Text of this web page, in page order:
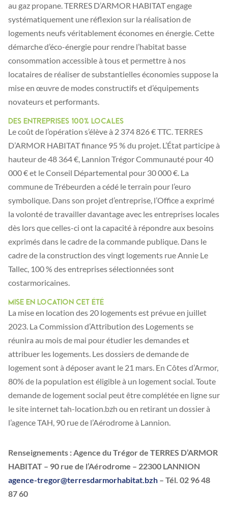
au gaz propane. TERRES D’ARMOR HABITAT engage
systématiquement une réflexion sur la réalisation de
logements neufs véritablement économes en énergie. Cette
démarche d’éco-énergie pour rendre l’habitat basse
consommation accessible à tous et permettre à nos
locataires de réaliser de substantielles économies suppose la
mise en œuvre de modes constructifs et d’équipements
novateurs et performants.
Des entreprises 100% locales
Le coût de l’opération s’élève à 2 374 826 € TTC. TERRES
D’ARMOR HABITAT finance 95 % du projet. L’État participe à
hauteur de 48 364 €, Lannion Trégor Communauté pour 40
000 € et le Conseil Départemental pour 30 000 €. La
commune de Trébeurden a cédé le terrain pour l’euro
symbolique. Dans son projet d’entreprise, l’Office a exprimé
la volonté de travailler davantage avec les entreprises locales
dès lors que celles-ci ont la capacité à répondre aux besoins
exprimés dans le cadre de la commande publique. Dans le
cadre de la construction des vingt logements rue Annie Le
Tallec, 100 % des entreprises sélectionnées sont
costarmoricaines.
Mise en location cet été
La mise en location des 20 logements est prévue en juillet
2023. La Commission d’Attribution des Logements se
réunira au mois de mai pour étudier les demandes et
attribuer les logements. Les dossiers de demande de
logement sont à déposer avant le 21 mars. En Côtes d’Armor,
80% de la population est éligible à un logement social. Toute
demande de logement social peut être complétée en ligne sur
le site internet tah-location.bzh ou en retirant un dossier à
l’agence TAH, 90 rue de l’Aérodrome à Lannion.
Renseignements : Agence du Trégor de TERRES D’ARMOR
HABITAT – 90 rue de l’Aérodrome – 22300 LANNION
agence-tregor@terresdarmorhabitat.bzh– Tél. 02 96 48
87 60